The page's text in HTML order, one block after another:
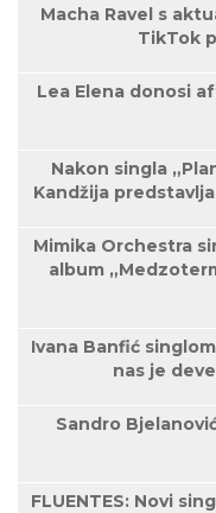
Macha Ravel s
TikTok
Lea Elena donosi
Nakon singla
Kandžija
Mimika Orchestra
album
Ivana Banfić
nas je
Sandro
FLUENTES: Novi